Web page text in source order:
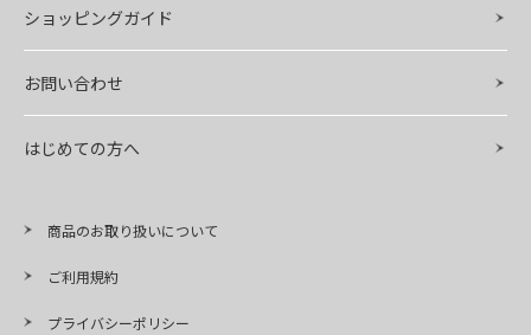
ショッピングガイド
お問い合わせ
はじめての方へ
商品のお取り扱いについて
ご利用規約
プライバシーポリシー